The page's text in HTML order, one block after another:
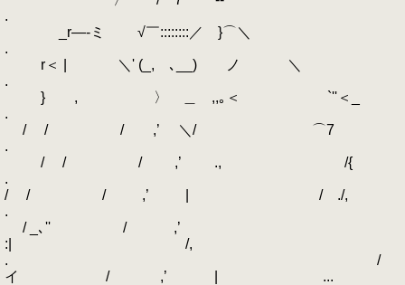
.
_r―‐ミ √￣::::::::／ }⌒＼
.
r＜ | ＼' (_, ､__) ノ ＼
.
} , 〉 ＿ ,,｡＜ `''＜_
.
/ / / ,’ ＼/ ⌒7
.
/ / / ,’ ., /{
.
/ / / ,’ | / ./,
.
/ _､'' / ,’
:| /,
. /
イ / ,’ | ...